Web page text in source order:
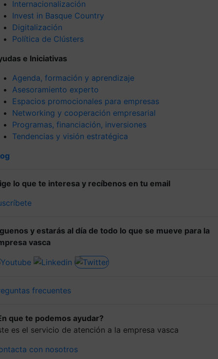
Internacionalización
Invest in Basque Country
Digitalización
Política de Clústers
e Iniciativas
Agenda, formación y aprendizaje
Asesoramiento experto
Espacios promocionales para empresas
Networking y cooperación empresarial
Programas, financiación, inversiones
Tendencias y visión estratégica
lo que te interesa y recíbenos en tu email
y estarás al día de todo lo que se mueve para la
vasca
frecuentes
que te podemos ayudar?
es el servicio de atención a la empresa vasca
con nosotros